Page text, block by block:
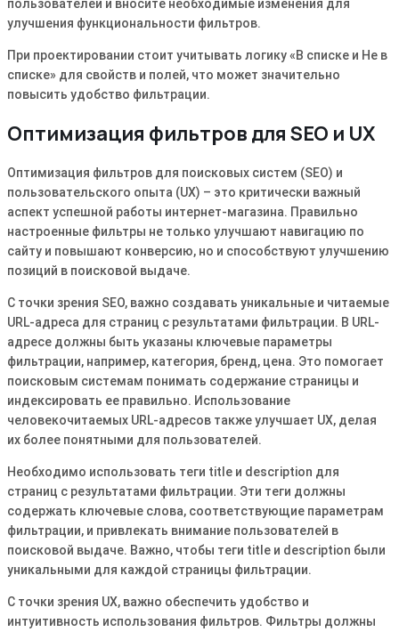
пользователей и вносите необходимые изменения для
улучшения функциональности фильтров.
При проектировании стоит учитывать логику «В списке и Не в
списке» для свойств и полей, что может значительно
повысить удобство фильтрации.
Оптимизация фильтров для SEO и UX
Оптимизация фильтров для поисковых систем (SEO) и
пользовательского опыта (UX) – это критически важный
аспект успешной работы интернет-магазина. Правильно
настроенные фильтры не только улучшают навигацию по
сайту и повышают конверсию, но и способствуют улучшению
позиций в поисковой выдаче.
С точки зрения SEO, важно создавать уникальные и читаемые
URL-адреса для страниц с результатами фильтрации. В URL-
адресе должны быть указаны ключевые параметры
фильтрации, например, категория, бренд, цена. Это помогает
поисковым системам понимать содержание страницы и
индексировать ее правильно. Использование
человекочитаемых URL-адресов также улучшает UX, делая
их более понятными для пользователей.
Необходимо использовать теги title и description для
страниц с результатами фильтрации. Эти теги должны
содержать ключевые слова, соответствующие параметрам
фильтрации, и привлекать внимание пользователей в
поисковой выдаче. Важно, чтобы теги title и description были
уникальными для каждой страницы фильтрации.
С точки зрения UX, важно обеспечить удобство и
интуитивность использования фильтров. Фильтры должны